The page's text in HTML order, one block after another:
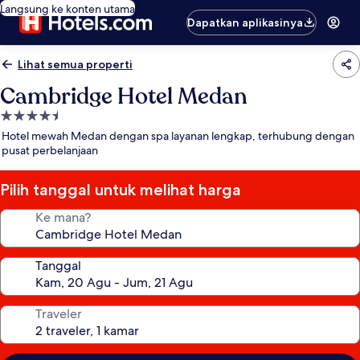
Langsung ke konten utama
Dapatkan aplikasinya
Lihat semua properti
Cambridge Hotel Medan
Properti
bintang
4.5
Hotel mewah Medan dengan spa layanan lengkap, terhubung dengan
pusat perbelanjaan
Pilih tanggal untuk melihat harga
Ke mana?
Tanggal
Traveler